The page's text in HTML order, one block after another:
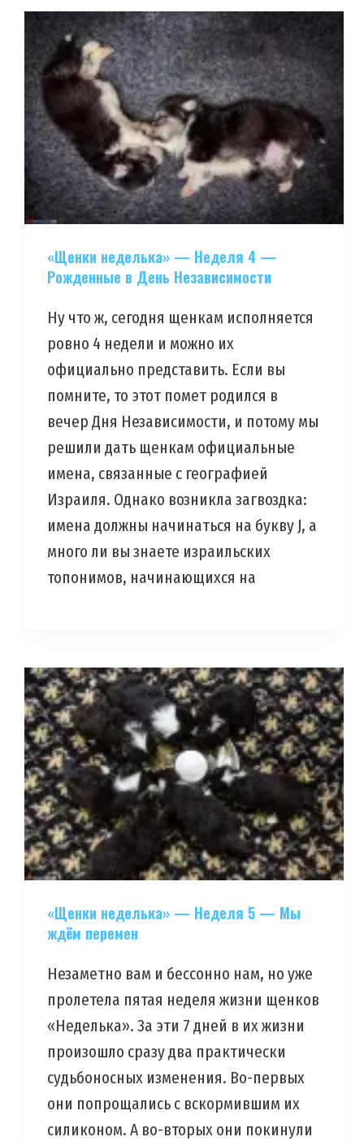
«Щенки неделька» — Неделя 4 —
Рожденные в День Независимости
Ну что ж, сегодня щенкам исполняется
ровно 4 недели и можно их
официально представить. Если вы
помните, то этот помет родился в
вечер Дня Независимости, и потому мы
решили дать щенкам официальные
имена, связанные с географией
Израиля. Однако возникла загвоздка:
имена должны начинаться на букву J, а
много ли вы знаете израильских
топонимов, начинающихся на
«Щенки неделька» — Неделя 5 — Мы
ждём перемен
Незаметно вам и бессонно нам, но уже
пролетела пятая неделя жизни щенков
«Неделька». За эти 7 дней в их жизни
произошло сразу два практически
судьбоносных изменения. Во-первых
они попрощались с вскормившим их
силиконом. А во-вторых они покинули